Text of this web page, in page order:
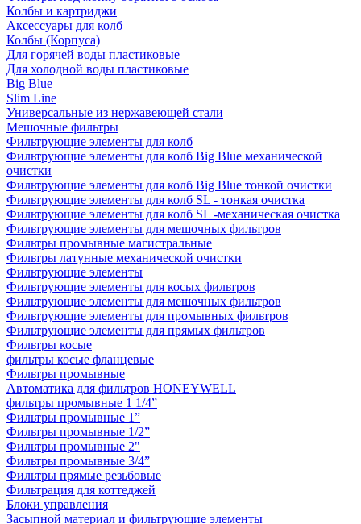
Колбы и картриджи
Аксессуары для колб
Колбы (Корпуса)
Для горячей воды пластиковые
Для холодной воды пластиковые
Big Blue
Slim Line
Универсальные из нержавеющей стали
Мешочные фильтры
Фильтрующие элементы для колб
Фильтрующие элементы для колб Big Blue механической
очистки
Фильтрующие элементы для колб Big Blue тонкой очистки
Фильтрующие элементы для колб SL - тонкая очистка
Фильтрующие элементы для колб SL -механическая очистка
Фильтрующие элементы для мешочных фильтров
Фильтры промывные магистральные
Фильтры латунные механической очистки
Фильтрующие элементы
Фильтрующие элементы для косых фильтров
Фильтрующие элементы для мешочных фильтров
Фильтрующие элементы для промывных фильтров
Фильтрующие элементы для прямых фильтров
Фильтры косые
фильтры косые фланцевые
Фильтры промывные
Автоматика для фильтров HONEYWELL
фильтры промывные 1 1/4”
Фильтры промывные 1”
Фильтры промывные 1/2”
Фильтры промывные 2"
Фильтры промывные 3/4”
Фильтры прямые резьбовые
Фильтрация для коттеджей
Блоки управления
Засыпной материал и фильтрующие элементы